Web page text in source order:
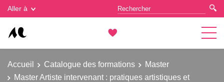
Aller à
Accueil Catalogue des formations
Master
Master Artiste intervenant : pratiques artistiques et
Gestion des cookies